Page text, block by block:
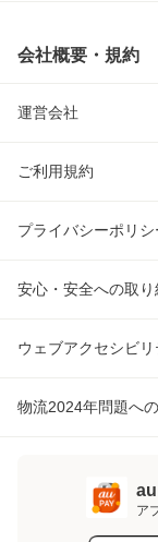
会社概要・規約
運営会社
ご利用規約
プライバシーポリシ
安心・安全への取り
ウェブアクセシビ
物流2024年問題へ
ア